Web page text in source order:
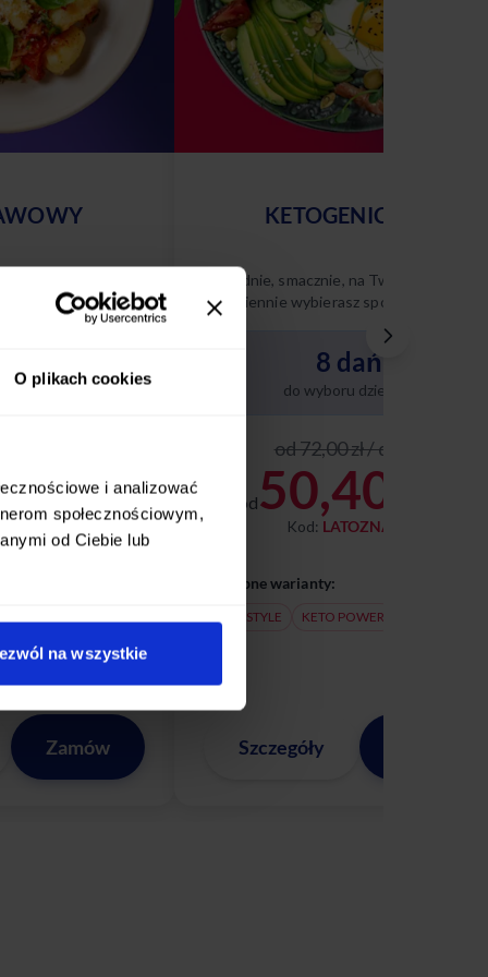
O plikach cookies
i analizować
społecznościowym,
od Ciebie lub
na wszystkie
spośród 10
diety w tym
dziennie
zł / dzień
Zamów
KETOGENICZNY
Wygodnie, smacznie, na Twoich zasadach
– codziennie wybierasz spośród 8
niskowęglowodanowym menu
dopasowanym do Twoich potrzeb.
8 dań
do wyboru dziennie
od 72,00 zł / dzień
od50,40
Kod: LATOZNAMI
Dostępne warianty:
KETO STYLE KETO POWER
Szczegóły